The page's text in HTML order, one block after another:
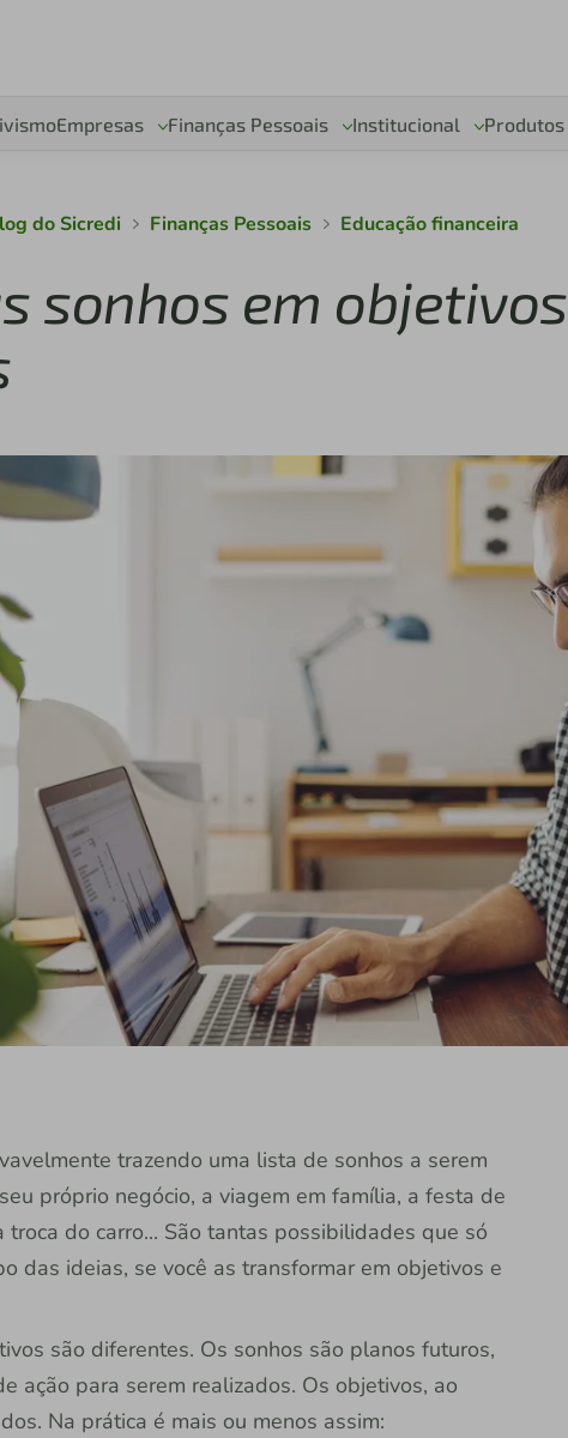
Empresas Finanças Pessoais Institucional Produtos
do Sicredi Finanças Pessoais Educação financeira
sonhos em objetivos
trazendo uma lista de sonhos a serem
próprio negócio, a viagem em família, a festa de
do carro... São tantas possibilidades que só
das ideias, se você as transformar em objetivos e
são diferentes. Os sonhos são planos futuros,
ação para serem realizados. Os objetivos, ao
Na prática é mais ou menos assim: